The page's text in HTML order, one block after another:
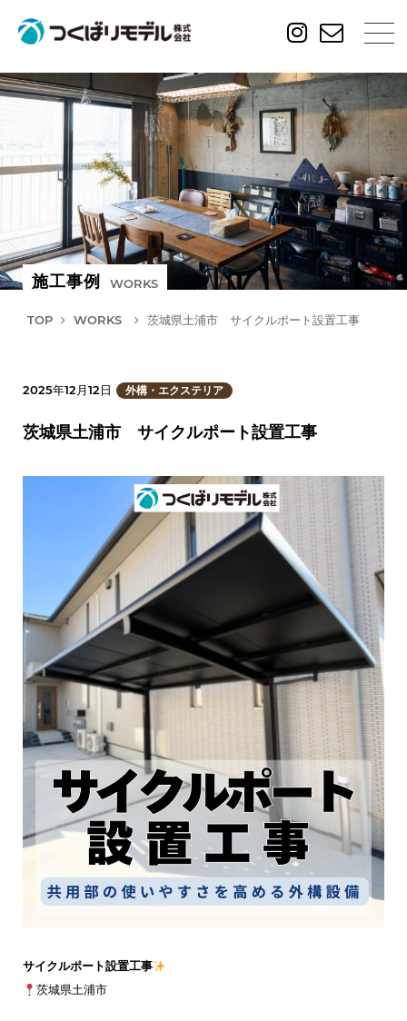
施工事例 WORKS
TOP WORKS 茨城県土浦市 サイクルポート設置工事
2025年12月12日 外構・エクステリア
茨城県土浦市 サイクルポート設置工事
サイクルポート設置工事
茨城県土浦市